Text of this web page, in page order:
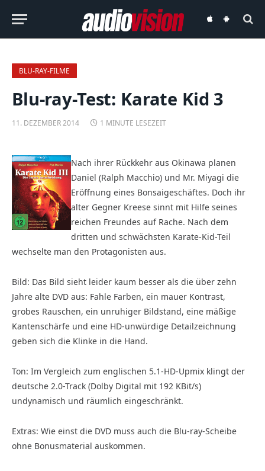
audiovisionaudiovision
BLU-RAY-FILME
Blu-ray-Test: Karate Kid 3
11. DEZEMBER 2014 1 MINUTE LESEZEIT
Nach ihrer Rückkehr aus Okinawa planen
Daniel (Ralph Macchio) und Mr. Miyagi die
Eröffnung eines Bonsaigeschäftes. Doch ihr
alter Gegner Kreese sinnt mit Hilfe seines
reichen Freundes auf Rache. Nach dem
dritten und schwächsten Karate-Kid-Teil
wechselte man den Protagonisten aus.
Bild: Das Bild sieht leider kaum besser als die über zehn
Jahre alte DVD aus: Fahle Farben, ein mauer Kontrast,
grobes Rauschen, ein unruhiger Bildstand, eine mäßige
Kantenschärfe und eine HD-unwürdige Detailzeichnung
geben sich die Klinke in die Hand.
Ton: Im Vergleich zum englischen 5.1-HD-Upmix klingt der
deutsche 2.0-Track (Dolby Digital mit 192 KBit/s)
undynamisch und räumlich eingeschränkt.
Extras: Wie einst die DVD muss auch die Blu-ray-Scheibe
ohne Bonusmaterial auskommen.